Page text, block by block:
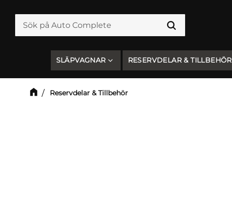
SLÄPVAGNAR RESERVDELAR & TILLBEHÖR
Reservdelar & Tillbehör